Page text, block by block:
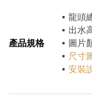
產品規格
▪ 龍頭
▪ 出水
▪ 圖片
▪ 尺寸
▪ 安裝